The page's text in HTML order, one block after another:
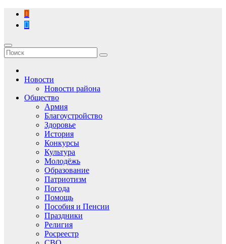
Перейти
содержимому
Новости
Новости района
Общество
Армия
Благоустройство
Здоровье
История
Конкурсы
Культура
Молодёжь
Образование
Патриотизм
Погода
Помощь
Пособия и Пенсии
Праздники
Религия
Росреестр